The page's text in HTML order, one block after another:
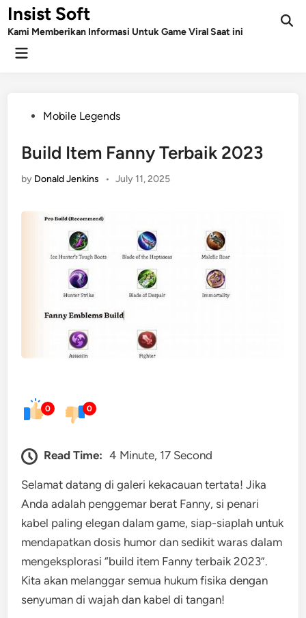
Skip
toInsist Soft
Kami Memberikan Informasi Untuk Game Viral Saat ini
Main
PostedMobile Legends
Build Item Fanny Terbaik 2023
by Donald Jenkins • July 11, 2025
0 0
Read Time: 4 Minute, 17 Second
Selamat datang di galeri kekacauan tertata! Jika
Anda adalah penggemar berat Fanny, si penari
kabel paling elegan dalam game, siap-siaplah untuk
mendapatkan dosis humor dan sedikit waras dalam
mengeksplorasi “build item Fanny terbaik 2023”.
Kita akan melanggar semua hukum fisika dengan
senyuman di wajah dan kabel di tangan!